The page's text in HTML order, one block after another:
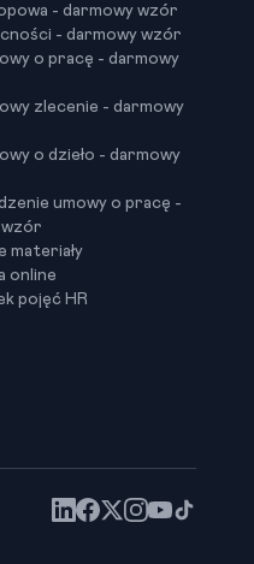
- darmowy wzór
- darmowy wzór
o pracę - darmowy
zlecenie - darmowy
o dzieło - darmowy
umowy o pracę -
wzór
materiały
online
pojęć HR